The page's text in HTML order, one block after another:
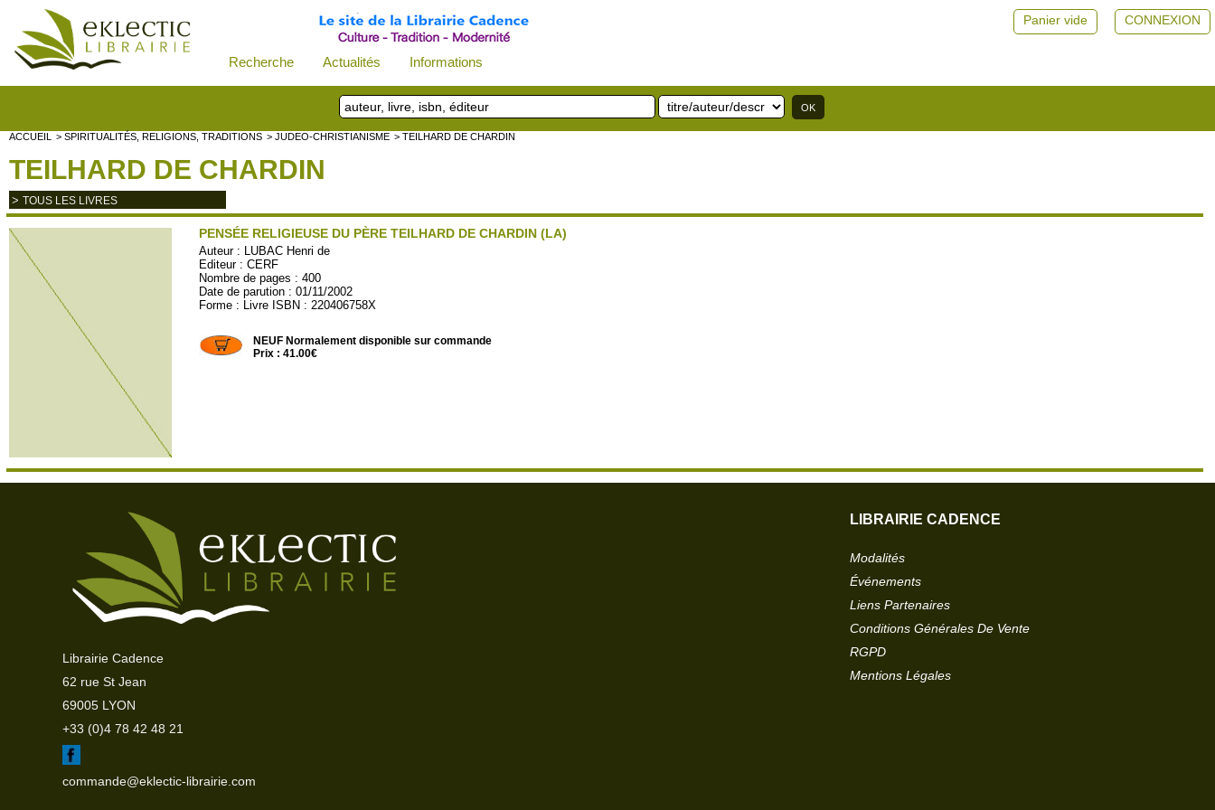
Recherche Actualités Informations
CONNEXION
Panier vide
ACCUEIL > SPIRITUALITÉS, RELIGIONS, TRADITIONS > JUDEO-CHRISTIANISME > TEILHARD DE CHARDIN
TEILHARD DE CHARDIN
> TOUS LES LIVRES
PENSÉE RELIGIEUSE DU PÈRE TEILHARD DE CHARDIN (LA)
Auteur : LUBAC Henri de
Editeur :CERF
Nombre de pages : 400
Date de parution : 01/11/2002
Forme : Livre ISBN : 220406758X
NEUF Normalement disponible sur commande
Prix : 41.00€
Librairie Cadence
62 rue St Jean
69005 LYON
+33 (0)4 78 42 48 21
commande@eklectic-librairie.com
LIBRAIRIE CADENCE
Modalités
Événements
Liens Partenaires
Conditions Générales De Vente
RGPD
Mentions Légales